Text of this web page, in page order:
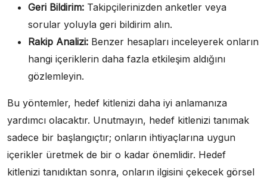
Geri Bildirim: Takipçilerinizden anketler veya
sorular yoluyla geri bildirim alın.
Rakip Analizi: Benzer hesapları inceleyerek onların
hangi içeriklerin daha fazla etkileşim aldığını
gözlemleyin.
Bu yöntemler, hedef kitlenizi daha iyi anlamanıza
yardımcı olacaktır. Unutmayın, hedef kitlenizi tanımak
sadece bir başlangıçtır; onların ihtiyaçlarına uygun
içerikler üretmek de bir o kadar önemlidir. Hedef
kitlenizi tanıdıktan sonra, onların ilgisini çekecek görsel